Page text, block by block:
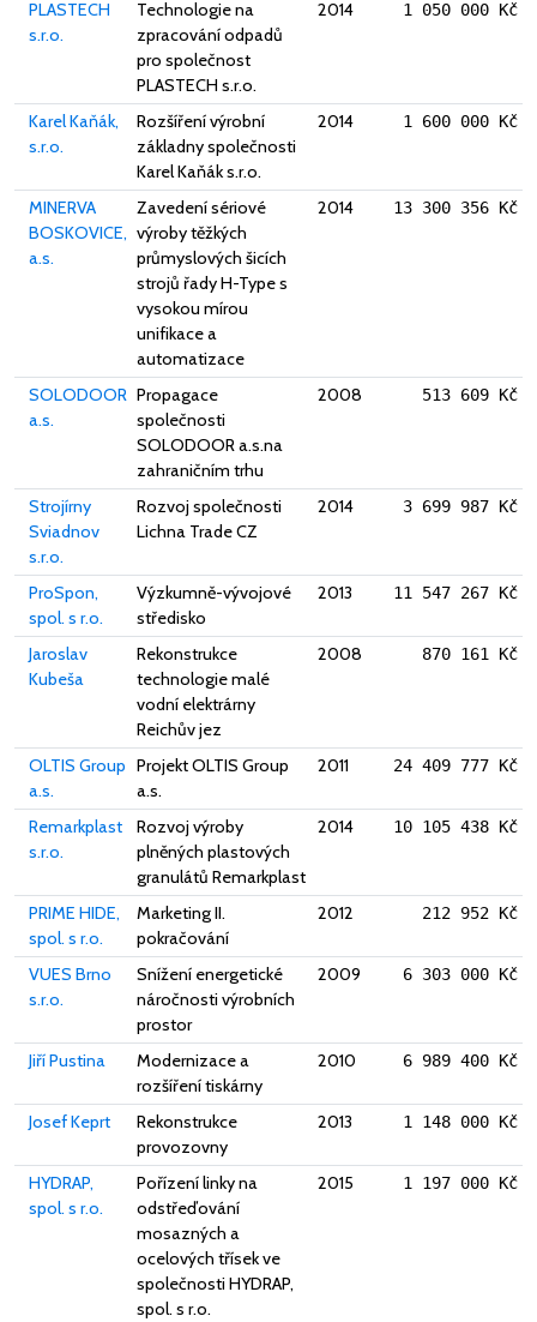
PLASTECH
s.r.o.
Technologie na
zpracování odpadů
pro společnost
PLASTECH s.r.o.
2014 1 050 000 Kč
Karel Kaňák,
s.r.o.
Rozšíření výrobní
základny společnosti
Karel Kaňák s.r.o.
2014 1 600 000 Kč
MINERVA
BOSKOVICE,
a.s.
Zavedení sériové
výroby těžkých
průmyslových šicích
strojů řady H-Type s
vysokou mírou
unifikace a
automatizace
2014 13 300 356 Kč
SOLODOOR
a.s.
Propagace
společnosti
SOLODOOR a.s.na
zahraničním trhu
2008 513 609 Kč
Strojírny
Sviadnov
s.r.o.
Rozvoj společnosti
Lichna Trade CZ
2014 3 699 987 Kč
ProSpon,
spol. s r.o.
Výzkumně-vývojové
středisko
2013 11 547 267 Kč
Jaroslav
Kubeša
Rekonstrukce
technologie malé
vodní elektrárny
Reichův jez
2008 870 161 Kč
OLTIS Group
a.s.
Projekt OLTIS Group
a.s.
2011 24 409 777 Kč
Remarkplast
s.r.o.
Rozvoj výroby
plněných plastových
granulátů Remarkplast
2014 10 105 438 Kč
PRIME HIDE,
spol. s r.o.
Marketing II.
pokračování
2012 212 952 Kč
VUES Brno
s.r.o.
Snížení energetické
náročnosti výrobních
prostor
2009 6 303 000 Kč
Jiří Pustina
Modernizace a
rozšíření tiskárny
2010 6 989 400 Kč
Josef Keprt
Rekonstrukce
provozovny
2013 1 148 000 Kč
HYDRAP,
spol. s r.o.
Pořízení linky na
odstřeďování
mosazných a
ocelových třísek ve
společnosti HYDRAP,
spol. s r.o.
2015 1 197 000 Kč